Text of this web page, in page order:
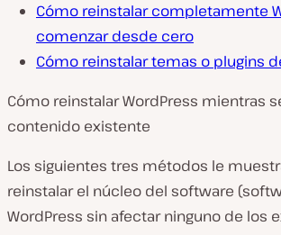
Cómo reinstalar completamente
comenzar desde cero
Cómo reinstalar temas o plugins
Cómo reinstalar WordPress mientras
contenido existente
Los siguientes tres métodos le
reinstalar el núcleo del software
WordPress sin afectar ninguno de los